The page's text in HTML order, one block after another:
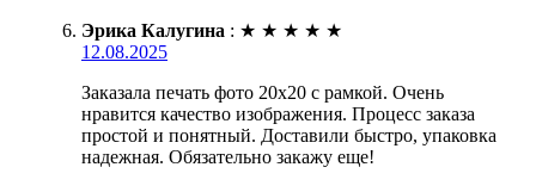
Эрика Калугина : ★ ★ ★ ★ ★
12.08.2025
Заказала печать фото 20х20 с рамкой. Очень
нравится качество изображения. Процесс заказа
простой и понятный. Доставили быстро, упаковка
надежная. Обязательно закажу еще!